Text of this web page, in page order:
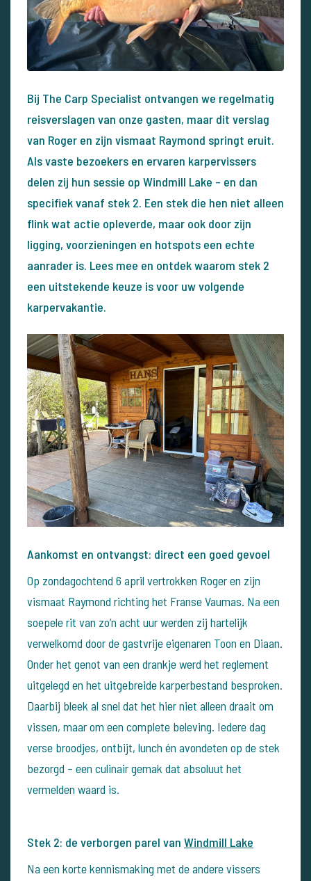
Bij The Carp Specialist ontvangen we regelmatig
reisverslagen van onze gasten, maar dit verslag
van Roger en zijn vismaat Raymond springt eruit.
Als vaste bezoekers en ervaren karpervissers
delen zij hun sessie op Windmill Lake – en dan
specifiek vanaf stek 2. Een stek die hen niet alleen
flink wat actie opleverde, maar ook door zijn
ligging, voorzieningen en hotspots een echte
aanrader is. Lees mee en ontdek waarom stek 2
een uitstekende keuze is voor uw volgende
karpervakantie.
Aankomst en ontvangst: direct een goed gevoel
Op zondagochtend 6 april vertrokken Roger en zijn
vismaat Raymond richting het Franse Vaumas. Na een
soepele rit van zo’n acht uur werden zij hartelijk
verwelkomd door de gastvrije eigenaren Toon en Diaan.
Onder het genot van een drankje werd het reglement
uitgelegd en het uitgebreide karperbestand besproken.
Daarbij bleek al snel dat het hier niet alleen draait om
vissen, maar om een complete beleving. Iedere dag
verse broodjes, ontbijt, lunch én avondeten op de stek
bezorgd – een culinair gemak dat absoluut het
vermelden waard is.
Stek 2: de verborgen parel van Windmill Lake
Na een korte kennismaking met de andere vissers